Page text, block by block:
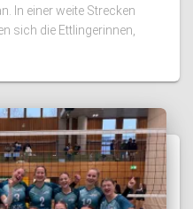
In einer weite Strecken
sich die Ettlingerinnen,